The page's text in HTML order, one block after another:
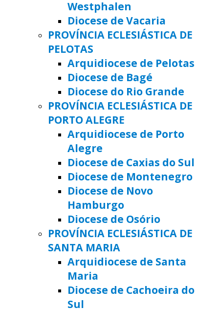
Westphalen
Diocese de Vacaria
PROVÍNCIA ECLESIÁSTICA DE
PELOTAS
Arquidiocese de Pelotas
Diocese de Bagé
Diocese do Rio Grande
PROVÍNCIA ECLESIÁSTICA DE
PORTO ALEGRE
Arquidiocese de Porto
Alegre
Diocese de Caxias do Sul
Diocese de Montenegro
Diocese de Novo
Hamburgo
Diocese de Osório
PROVÍNCIA ECLESIÁSTICA DE
SANTA MARIA
Arquidiocese de Santa
Maria
Diocese de Cachoeira do
Sul